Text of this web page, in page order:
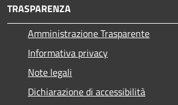
TRASPARENZA
Amministrazione Trasparente
Informativa privacy
Note legali
Dichiarazione di accessibilità